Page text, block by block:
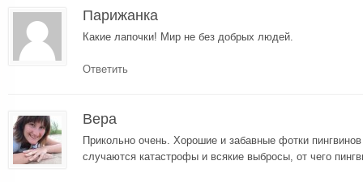
Парижанка
Какие лапочки! Мир не без добрых людей.
Ответить
Вера
Прикольно очень. Хорошие и забавные фотки
случаются катастрофы и всякие выбросы, от чего